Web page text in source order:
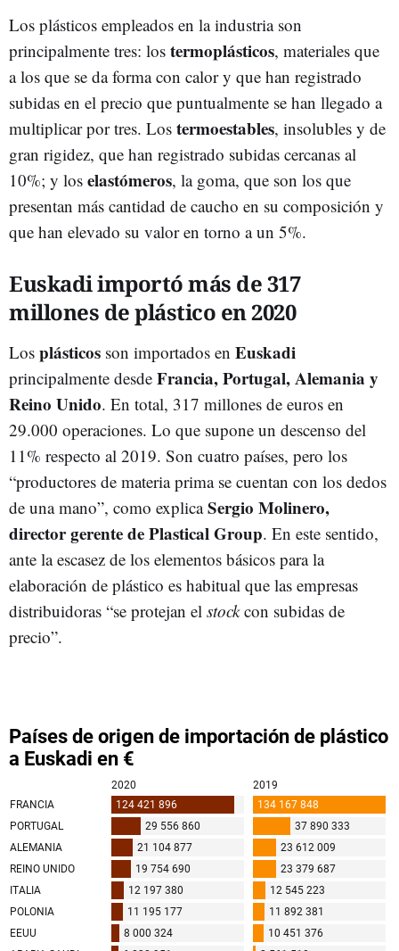
Los plásticos empleados en la industria son
principalmente tres: los termoplásticos, materiales que
a los que se da forma con calor y que han registrado
subidas en el precio que puntualmente se han llegado a
multiplicar por tres. Los termoestables, insolubles y de
gran rigidez, que han registrado subidas cercanas al
10%; y los elastómeros, la goma, que son los que
presentan más cantidad de caucho en su composición y
que han elevado su valor en torno a un 5%.
Euskadi importó más de 317
millones de plástico en 2020
Los plásticos son importados en Euskadi
principalmente desde Francia, Portugal, Alemania y
Reino Unido. En total, 317 millones de euros en
29.000 operaciones. Lo que supone un descenso del
11% respecto al 2019. Son cuatro países, pero los
“productores de materia prima se cuentan con los dedos
de una mano”, como explicaSergio Molinero,
director gerente de Plastical Group. En este sentido,
ante la escasez de los elementos básicos para la
elaboración de plástico es habitual que las empresas
distribuidoras “se protejan el stockcon subidas de
precio”.